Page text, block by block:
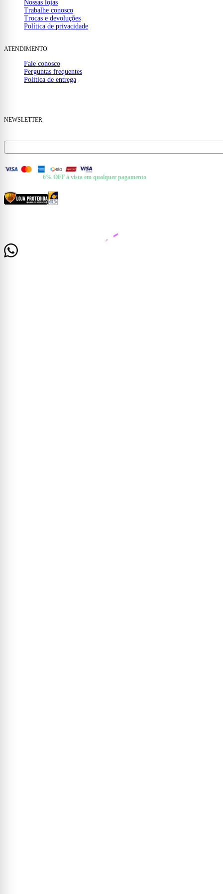
Nossas lojas
Trabalhe conosco
Trocas e devoluções
Política de privacidade
ATENDIMENTO
Fale conosco
Perguntas frequentes
Política de entrega
NEWSLETTER
6% OFF à vista em qualquer pagamento